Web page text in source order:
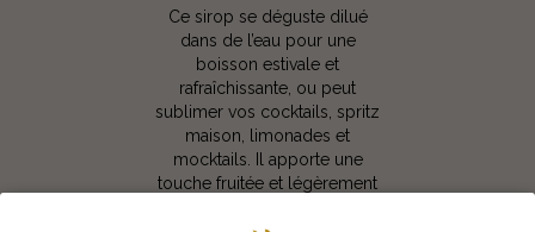
Ce sirop se déguste dilué
dans de l’eau pour une
boisson estivale et
rafraîchissante, ou peut
sublimer vos cocktails, spritz
maison, limonades et
mocktails. Il apporte une
touche fruitée et légèrement